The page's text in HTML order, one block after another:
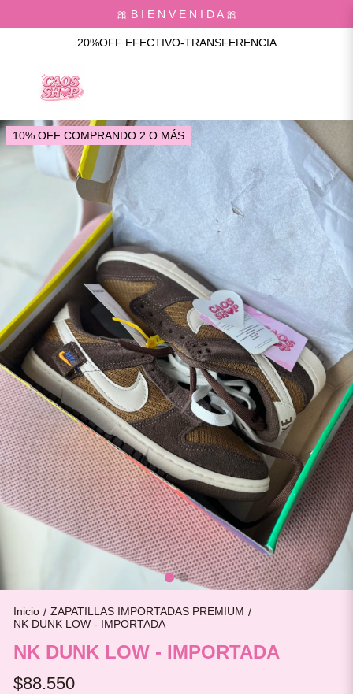
🎀 B I E N V E N I D A 🎀
20%OFF EFECTIVO-TRANSFERENCIA
10% OFF COMPRANDO 2 O MÁS
Inicio / ZAPATILLAS IMPORTADAS PREMIUM /
NK DUNK LOW - IMPORTADA
NK DUNK LOW - IMPORTADA
$88.550